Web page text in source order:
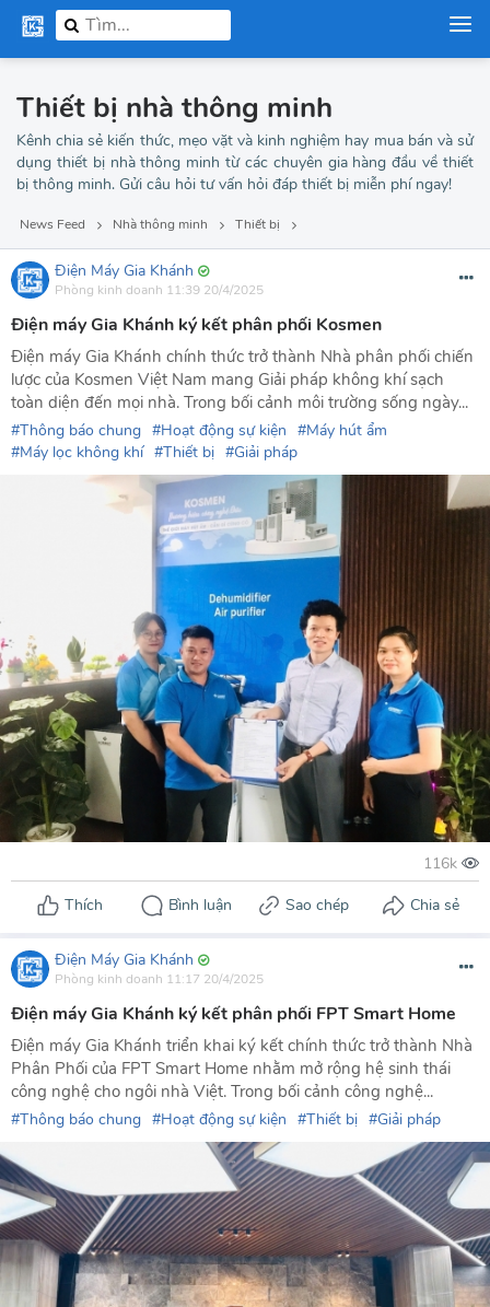
Thiết bị nhà thông minh
Kênh chia sẻ kiến thức, mẹo vặt và kinh nghiệm hay mua bán và sử
dụng thiết bị nhà thông minh từ các chuyên gia hàng đầu về thiết
bị thông minh. Gửi câu hỏi tư vấn hỏi đáp thiết bị miễn phí ngay!
News Feed Nhà thông minh Thiết bị
Điện Máy Gia Khánh
Phòng kinh doanh 11:39 20/4/2025
Điện máy Gia Khánh ký kết phân phối Kosmen
Điện máy Gia Khánh chính thức trở thành Nhà phân phối chiến
lược của Kosmen Việt Nam mang Giải pháp không khí sạch
toàn diện đến mọi nhà. Trong bối cảnh môi trường sống ngày...
Thông báo chung Hoạt động sự kiện
Máy hút ẩm
Máy lọc không khí
Thiết bị Giải pháp
Điện Máy Gia Khánh
Phòng kinh doanh 11:17 20/4/2025
Điện máy Gia Khánh ký kết phân phối FPT Smart Home
Điện máy Gia Khánh triển khai ký kết chính thức trở thành Nhà
Phân Phối của FPT Smart Home nhằm mở rộng hệ sinh thái
công nghệ cho ngôi nhà Việt. Trong bối cảnh công nghệ...
Thông báo chung Hoạt động sự kiện Thiết bị Giải pháp